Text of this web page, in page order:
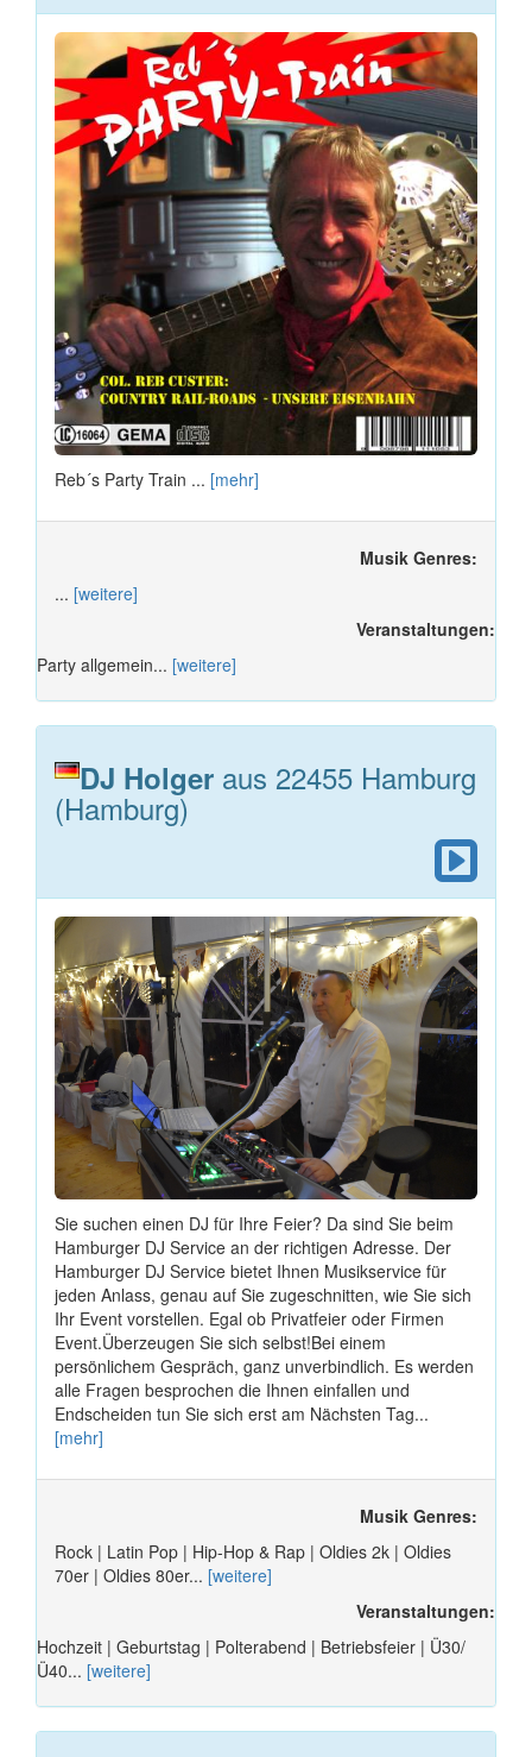
Reb´s Party Train ... [mehr]
Musik Genres:
... [weitere]
Veranstaltungen:
Party allgemein... [weitere]
DJ Holger aus 22455 Hamburg
(Hamburg)
Sie suchen einen DJ für Ihre Feier? Da sind Sie beim
Hamburger DJ Service an der richtigen Adresse. Der
Hamburger DJ Service bietet Ihnen Musikservice für
jeden Anlass, genau auf Sie zugeschnitten, wie Sie sich
Ihr Event vorstellen. Egal ob Privatfeier oder Firmen
Event.Überzeugen Sie sich selbst!Bei einem
persönlichem Gespräch, ganz unverbindlich. Es werden
alle Fragen besprochen die Ihnen einfallen und
Endscheiden tun Sie sich erst am Nächsten Tag...
[mehr]
Musik Genres:
Rock | Latin Pop | Hip-Hop & Rap | Oldies 2k | Oldies
70er | Oldies 80er... [weitere]
Veranstaltungen:
Hochzeit | Geburtstag | Polterabend | Betriebsfeier | Ü30/
Ü40... [weitere]